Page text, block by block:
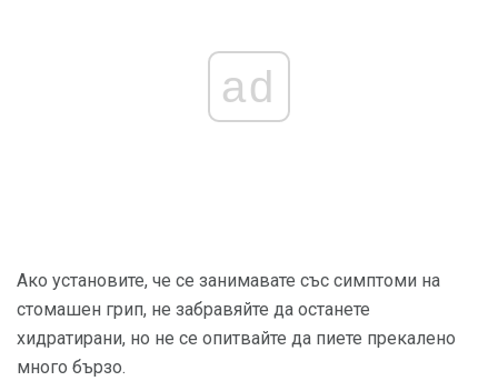
ad
Ако установите, че се занимавате със симптоми на
стомашен грип, не забравяйте да останете
хидратирани, но не се опитвайте да пиете прекалено
много бързо.